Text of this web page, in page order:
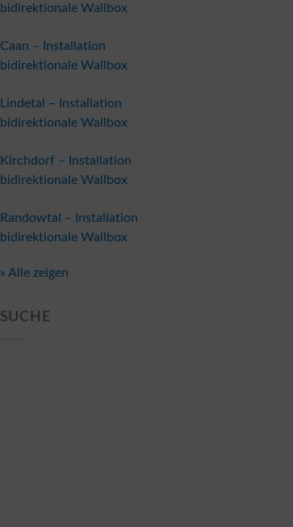
bidirektionale Wallbox
Caan – Installation
bidirektionale Wallbox
Lindetal – Installation
bidirektionale Wallbox
Kirchdorf – Installation
bidirektionale Wallbox
Randowtal – Installation
bidirektionale Wallbox
» Alle zeigen
SUCHE